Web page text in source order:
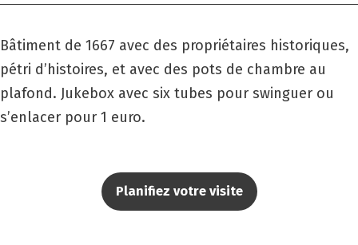
Bâtiment de 1667 avec des propriétaires historiques,
pétri d’histoires, et avec des pots de chambre au
plafond. Jukebox avec six tubes pour swinguer ou
s’enlacer pour 1 euro.
Planifiez votre visite